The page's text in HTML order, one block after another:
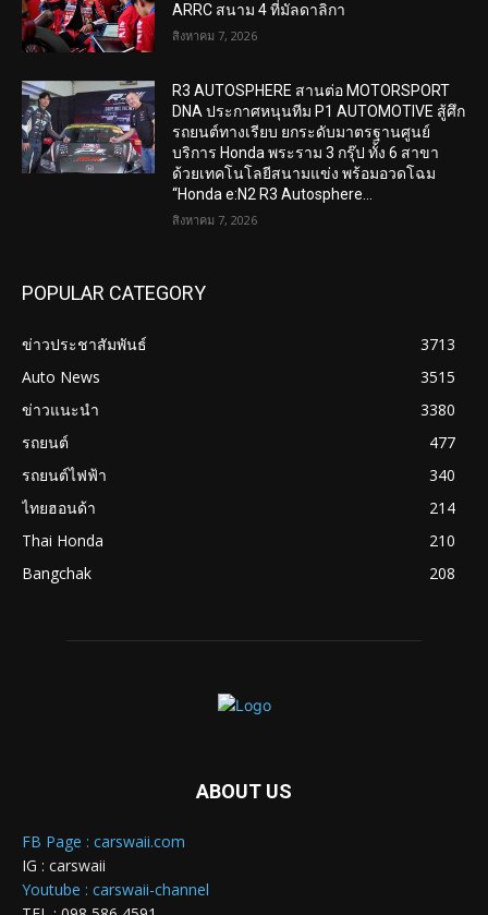
ARRC สนาม 4 ที่มัลดาลิกา
สิงหาคม 7, 2026
R3 AUTOSPHERE สานต่อ MOTORSPORT
DNA ประกาศหนุนทีม P1 AUTOMOTIVE สู้ศึก
รถยนต์ทางเรียบ ยกระดับมาตรฐานศูนย์
บริการ Honda พระราม 3 กรุ๊ป ทั้ง 6 สาขา
ด้วยเทคโนโลยีสนามแข่ง พร้อมอวดโฉม
“Honda e:N2 R3 Autosphere...
สิงหาคม 7, 2026
POPULAR CATEGORY
ข่าวประชาสัมพันธ์
3713
Auto News
3515
ข่าวแนะนำ
3380
รถยนต์
477
รถยนต์ไฟฟ้า
340
ไทยฮอนด้า
214
Thai Honda
210
Bangchak
208
ABOUT US
FB Page : carswaii.com
IG : carswaii
Youtube : carswaii-channel